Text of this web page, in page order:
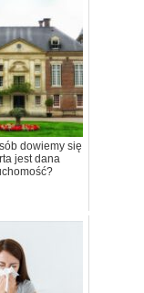
dowiemy się
jest dana